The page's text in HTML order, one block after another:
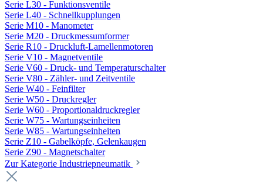
Serie L30 - Funktionsventile
Serie L40 - Schnellkupplungen
Serie M10 - Manometer
Serie M20 - Druckmessumformer
Serie R10 - Druckluft-Lamellenmotoren
Serie V10 - Magnetventile
Serie V60 - Druck- und Temperaturschalter
Serie V80 - Zähler- und Zeitventile
Serie W40 - Feinfilter
Serie W50 - Druckregler
Serie W60 - Proportionaldruckregler
Serie W75 - Wartungseinheiten
Serie W85 - Wartungseinheiten
Serie Z10 - Gabelköpfe, Gelenkaugen
Serie Z90 - Magnetschalter
Zur Kategorie Industriepneumatik